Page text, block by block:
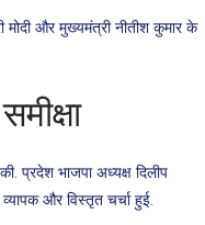
मोदी और मुख्यमंत्री नीतीश कुमार के
प्रदेश भाजपा अध्यक्ष दिलीप
और विस्तृत चर्चा हुई.